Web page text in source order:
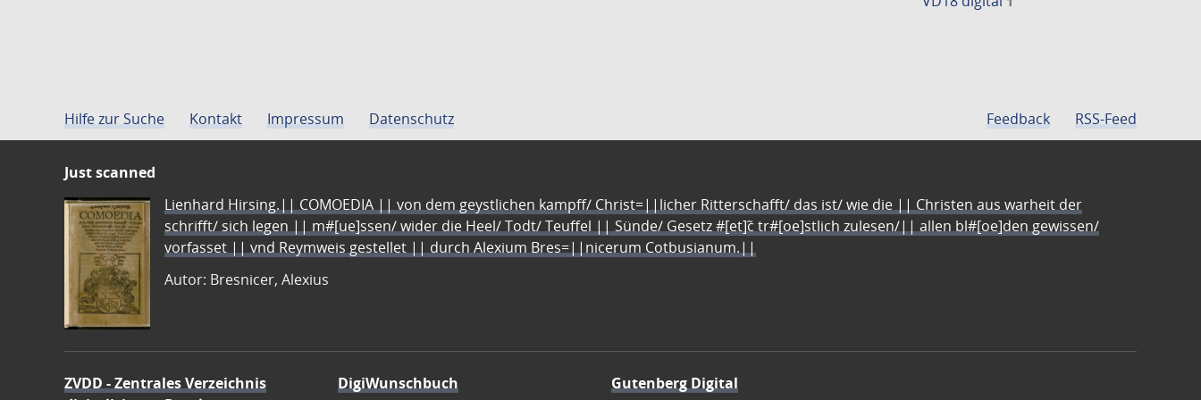
Hilfe zur Suche Kontakt Impressum Datenschutz Feedback RSS-Feed
Just scanned
Lienhard Hirsing.|| COMOEDIA || von dem geystlichen kampff/ Christ=||licher Ritterschafft/ das ist/ wie die || Christen aus warheit der
schrifft/ sich legen || m#[ue]ssen/ wider die Heel/ Todt/ Teuffel || Sünde/ Gesetz #[et]c̃ tr#[oe]stlich zulesen/|| allen bl#[oe]den gewissen/
vorfasset || vnd Reymweis gestellet || durch Alexium Bres=||nicerum Cotbusianum.||
Autor: Bresnicer, Alexius
ZVDD - Zentrales Verzeichnis
DigiWunschbuch Gutenberg Digital